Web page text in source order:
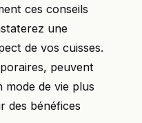
ces conseils
une
de vos cuisses.
peuvent
de vie plus
des bénéfices